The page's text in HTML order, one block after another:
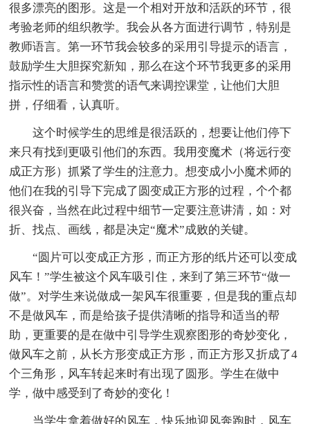
很多漂亮的图形。这是一个相对开放和活跃的环节，很
考验老师的组织教学。我会从各方面进行调节，特别是
教师语言。第一环节我会较多的采用引导提示的语言，
鼓励学生大胆探究新知，那么在这个环节我更多的采用
指示性的语言和赞赏的语气来调控课堂，让他们大胆
拼，仔细看，认真听。
这个时候学生的思维是很活跃的，想要让他们停下
来只有找到更吸引他们的东西。我用变魔术（将远行变
成正方形）抓紧了学生的注意力。想变成小小魔术师的
他们在我的引导下完成了圆变成正方形的过程，个个都
很兴奋，当然在此过程中细节一定要注意讲清，如：对
折、找点、画线，都是决定“魔术”成败的关键。
“圆片可以变成正方形，而正方形的纸片还可以变成
风车！”学生被这个风车吸引住，来到了第三环节“做一
做”。对学生来说做成一架风车很重要，但是我的重点却
不是做风车，而是给孩子提供清晰的指导和适当的帮
助，更重要的是在做中引导学生观察图形的奇妙变化，
做风车之前，从长方形变成正方形，而正方形又折成了4
个三角形，风车转起来时有出现了圆形。学生在做中
学，做中感受到了奇妙的变化！
当学生拿着做好的风车，快乐地迎风奔跑时，风车